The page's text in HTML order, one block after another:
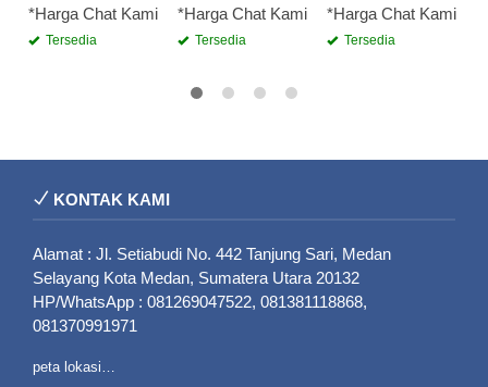
*Harga Chat Kami
Tersedia
*Harga Chat Kami
Tersedia
*Harga Chat Kami
Tersedia
KONTAK KAMI
Alamat : Jl. Setiabudi No. 442 Tanjung Sari, Medan
Selayang Kota Medan, Sumatera Utara 20132
HP/WhatsApp : 081269047522, 081381118868,
081370991971
peta lokasi…